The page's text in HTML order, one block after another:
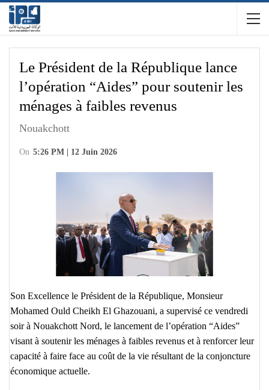
Le Président de la République lance
l’opération “Aides” pour soutenir les
ménages à faibles revenus
Nouakchott
On 5:26 PM | 12 Juin 2026
Son Excellence le Président de la République, Monsieur
Mohamed Ould Cheikh El Ghazouani, a supervisé ce vendredi
soir à Nouakchott Nord, le lancement de l’opération “Aides”
visant à soutenir les ménages à faibles revenus et à renforcer leur
capacité à faire face au coût de la vie résultant de la conjoncture
économique actuelle.